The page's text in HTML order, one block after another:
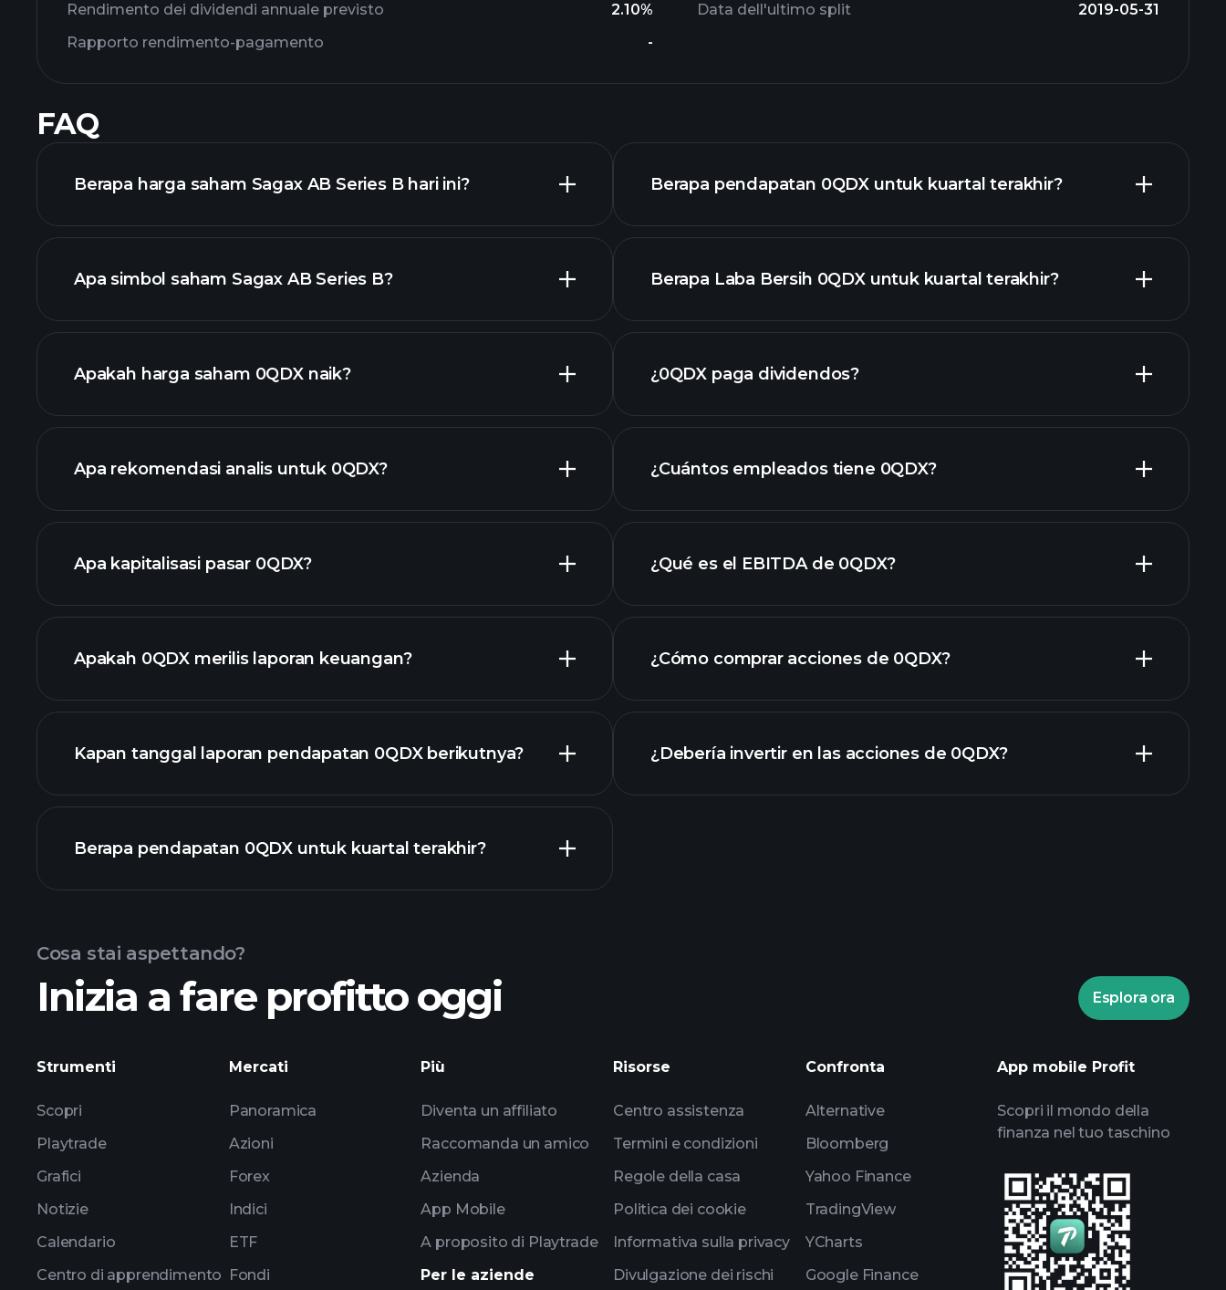
Rendimento dei dividendi annuale previsto
2.10%
Rapporto rendimento-pagamento
-
Data dell'ultimo split
2019-05-31
FAQ
Berapa harga saham Sagax AB Series B hari ini?
grafik lanjutan
Apa simbol saham Sagax AB Series B?
Apakah harga saham 0QDX naik?
grafik
Apa rekomendasi analis untuk 0QDX?
Apa kapitalisasi pasar 0QDX?
daftar saham kami
Apakah 0QDX merilis laporan keuangan?
keuangan 0QDX
Kapan tanggal laporan pendapatan 0QDX berikutnya?
Kalender
Berapa pendapatan 0QDX untuk kuartal terakhir?
Berapa pendapatan 0QDX untuk kuartal terakhir?
laporan keuangan 0QDX
Berapa Laba Bersih 0QDX untuk kuartal terakhir?
laporan keuangan 0QDX
¿0QDX paga dividendos?
¿Cuántos empleados tiene 0QDX?
¿Qué es el EBITDA de 0QDX?
rapporti finanziari
¿Cómo comprar acciones de 0QDX?
¿Debería invertir en las acciones de 0QDX?
torneos
impulsados por IA
listas de seguimiento
portafolios de
Cosa stai aspettando?
Inizia a fare profitto oggi Esplora ora
Strumenti
Scopri
Playtrade
Grafici
Notizie
Calendario
Centro di apprendimento
Mercati
Panoramica
Azioni
Forex
Indici
ETF
Fondi
Più
Diventa un affiliato
Raccomanda un amico
Azienda
App Mobile
A proposito di Playtrade
Per le aziende
Risorse
Centro assistenza
Termini e condizioni
Regole della casa
Politica dei cookie
Informativa sulla privacy
Divulgazione dei rischi
Confronta
Alternative
Bloomberg
Yahoo Finance
TradingView
YCharts
Google Finance
App mobile Profit
Scopri il mondo della
finanza nel tuo taschino